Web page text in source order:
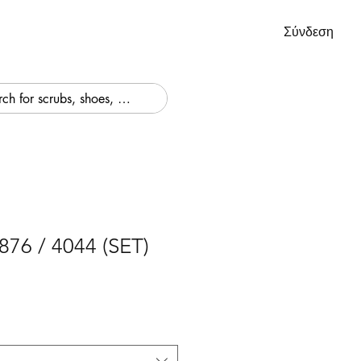
Σύνδεση
/ 4044 (SET)